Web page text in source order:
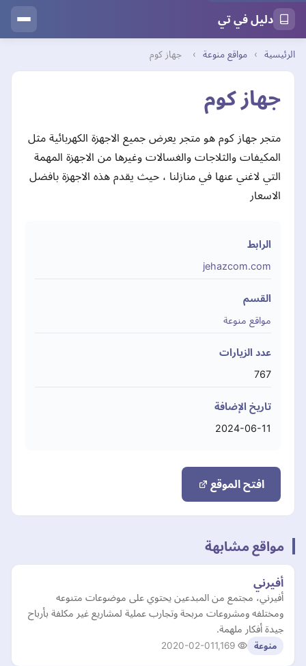
دليل في تي
الرئيسية › مواقع منوعة › جهاز كوم
جهاز كوم
متجر جهاز كوم هو متجر يعرض جميع الاجهزة الكهربائية مثل
المكيفات والثلاجات والغسالات وغيرها من الاجهزة المهمة
التي لاغني عنها في منازلنا ، حيث يقدم هذه الاجهزة بافضل
الاسعار
الرابط
jehazcom.com
القسم
مواقع منوعة
عدد الزيارات
767
تاريخ الإضافة
2024-06-11
افتح الموقع
مواقع مشابهة
أفيرني
أفيرني، مجتمع من المبدعين يحتوي على موضوعات متنوعه
ومختلفه ومشروعات مربحة وتجارب عملية لمشاريع غير مكلفة بأرباح
جيدة أفكار ملهمة.
منوعة 2020-02-01